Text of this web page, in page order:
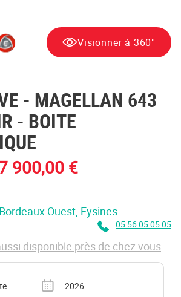
Visionner à 360°
- MAGELLAN 643
- BOITE
900,00 €
Ouest, Eysines
05 56 05 05 05
disponible près de chez vous
grise Année
2026